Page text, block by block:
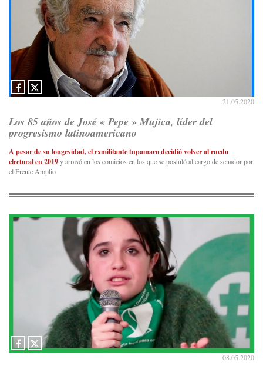
21.05.2020
Los 85 años de José « Pepe » Mujica, líder del
progresismo latinoamericano
A pesar de su longevidad, el exmilitante tupamaro decidió volver al ruedo
electoral en 2019y arrasó en los comicios en los que se postuló al cargo de senador por
el Frente Amplio
08.05.2020